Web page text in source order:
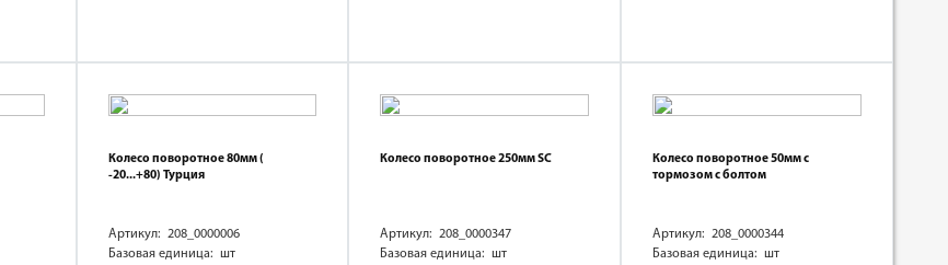
Колесо поворотное 80мм (
-20...+80) Турция
Артикул: 208_0000006
Базовая единица: шт
Колесо поворотное 250мм SC
Артикул: 208_0000347
Базовая единица: шт
Колесо поворотное 50мм с
тормозом с болтом
Артикул: 208_0000344
Базовая единица: шт